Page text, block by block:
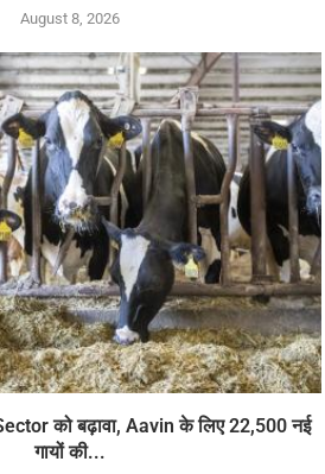
August 8, 2026
को बढ़ावा, Aavin के लिए 22,500 नई
गायों की...